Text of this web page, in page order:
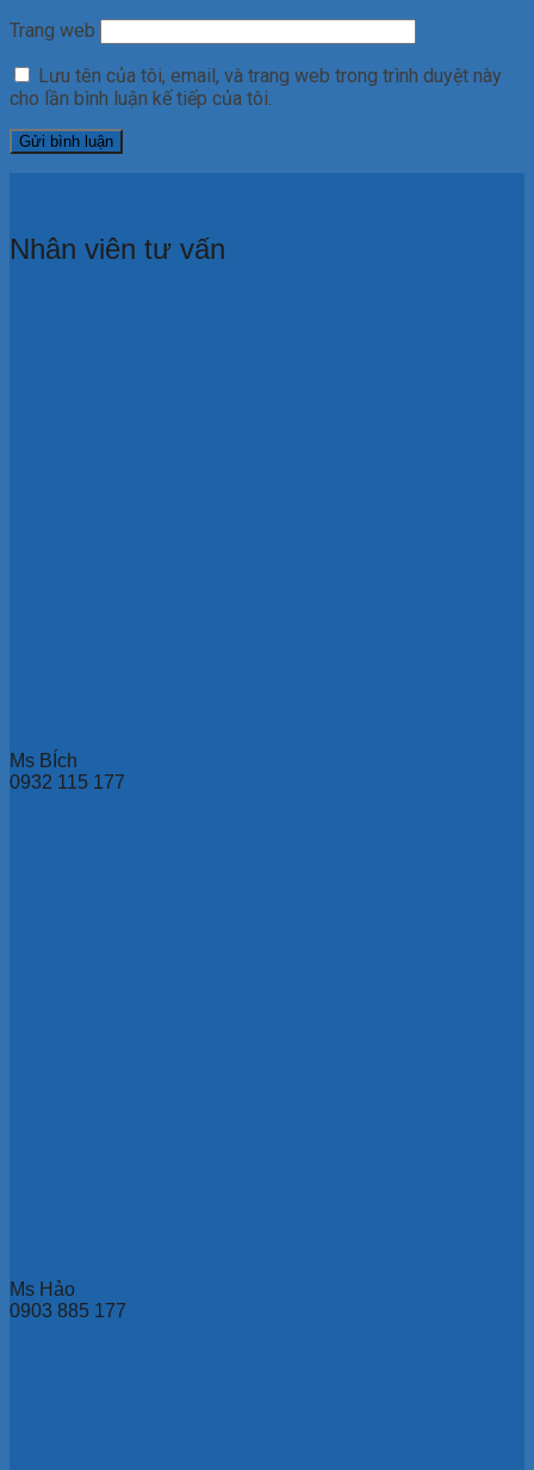
Trang web
Lưu tên của tôi, email, và trang web trong trình duyệt này
cho lần bình luận kế tiếp của tôi.
Nhân viên tư vấn
Ms BÍch
0932 115 177
Ms Hảo
0903 885 177